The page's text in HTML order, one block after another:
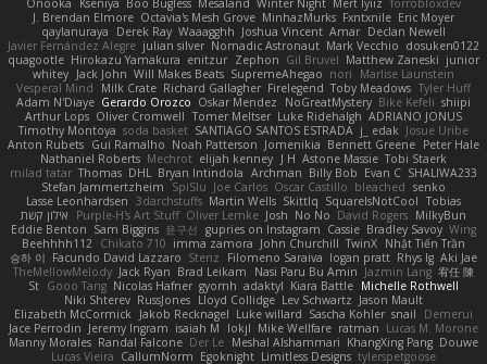
J. Brendan Elmore Octavia's Mesh Grove MinhazMurks Fxntxnile Eric Moyer
qaylanuraya
Derek Ray Waaagghh Joshua Vincent Amar Declan Newell
Javier Fernández Alegre julian silver Nomadic Astronaut Mark Vecchio dosuken0122
quagootle Hirokazu Yamakura enitzur Zephon Gil Bruvel Matthew Zaneski junior
whitey Jack John Will Makes Beats SupremeAhegao nori
Marlise Launstein
Vesperal Mind
Milk Crate Richard Gallagher Firelegend Toby Meadows Tyler Huff
Adam N'Diaye Gerardo Orozco Oskar Mendez NoGreatMystery Bike Kefeli shiipi
Arthur Lops Oliver Cromwell Tomer Meltser Luke Ridehalgh ADRIANO JONUS
Timothy Montoya soda basket SANTIAGO SANTOS ESTRADA j_ edak Josue Uribe
Anton Rubets Gui Ramalho Noah Patterson Jomenikia Bennett Greene Peter Hale
Nathaniel Roberts Mechrot elijah kenney J H Astone Massie Tobi Staerk
milad tatar Thomas DHL Bryan Intindola Archman Billy Bob Evan C SHALIWA233
Stefan Jammertzheim
SpiSlu Joe Carlos Oscar Castillo bleached senko
Lasse Leonhardsen
3darchstuffs Martin Wells Skittlq SquareIsNotCool Tobias
אילון קשת
Purple-H's Art Stuff Oliver Lemke Josh No No David Rogers MilkyBun
Eddie Benton Sam Biggins 윤구선 gupries on Instagram Cassie Bradley Savoy Wing
Beehhhh112
Chikato 710 imma zamora John Churchill TwinX Nhật Tiến Trần
승하 이 Facundo David Lazzaro Stenz Filomeno Saraiva logan pratt Rhys lg Aki Jae
TheMellowMelody Jack Ryan Brad Leikam Nasi Paru Bu Amin Jazmin Lang 宥任 陳
St Gooo Tang Nicolas Hafner gyomh adaktyl Kiara Battle Michelle Rothwell
Niki Shterev RussJones Lloyd Collidge Lev Schwartz Jason Mault
Elizabeth McCormick
Jakob Recknagel Luke willard Sascha Kohler snail
Demerui
Jace Perrodin Jeremy Ingram isaiah M lokjl Mike Wellfare ratman Lucas M. Morone
Manny Morales Randal Falcone Der Le Meshal Alshammari KhangXing Pang Douwe
Lucas Vieira CallumNorm Egoknight Limitless Designs tylerspetgoose